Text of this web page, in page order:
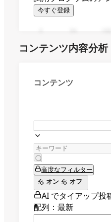
今すぐ登録
コンテンツ内容分析
コンテンツ
高度なフィルター
オン
オフ
AI でタイアップ投
配列：最新